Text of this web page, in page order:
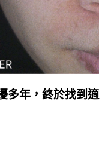
多年，終於找到適